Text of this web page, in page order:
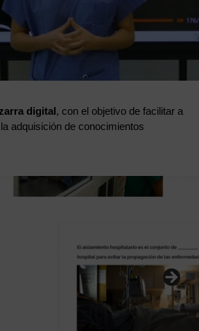
digital, con el objetivo de facilitar a
adquisición de conocimientos